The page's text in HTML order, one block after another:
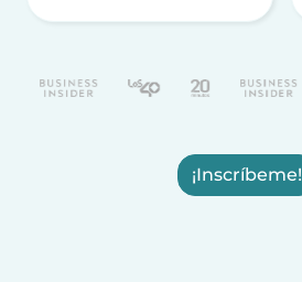
¡Inscríbeme!